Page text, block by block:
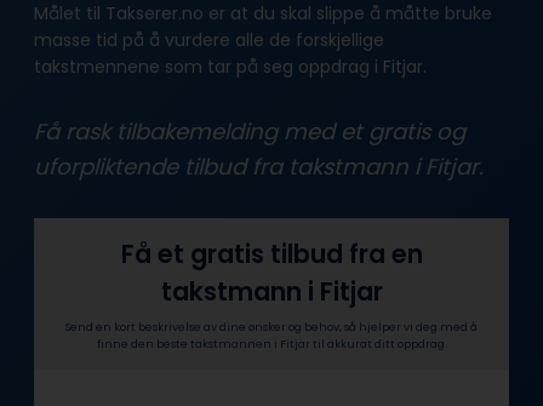
Målet til Takserer.no er at du skal slippe å måtte bruke
masse tid på å vurdere alle de forskjellige
takstmennene som tar på seg oppdrag i Fitjar.
Få rask tilbakemelding med et gratis og
uforpliktende tilbud fra takstmann i Fitjar.
Få et gratis tilbud fra en
takstmann i Fitjar
Send en kort beskrivelse av dine ønsker og behov, så hjelper vi deg med å
finne den beste takstmannen i Fitjar til akkurat ditt oppdrag.